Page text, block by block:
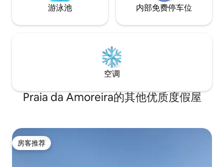
的故事和信息。 我喜欢骑自行车，熟悉
Serra 我可以分享山脉的秘密，并为该地区
最好的餐厅提供建议。 Malveira da Serra
有徒步小径。 金乔海滩及其独特美景的野
生沙丘是冲浪/风筝冲浪/风帆冲浪/风帆冲
浪的天堂。 建议您自驾车入住。
游泳池 内部免费停车位
空调
Praia da Amoreira的其他优质度假屋
房客推荐
房客推荐